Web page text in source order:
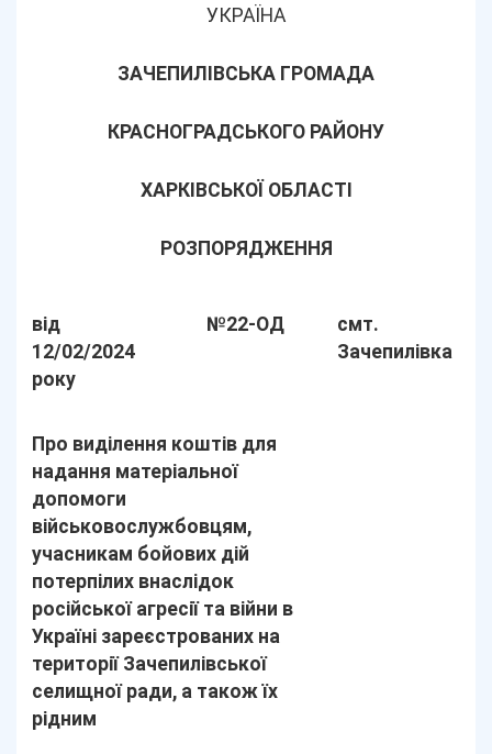
УКРАЇНА
ЗАЧЕПИЛІВСЬКА ГРОМАДА
КРАСНОГРАДСЬКОГО РАЙОНУ
ХАРКІВСЬКОЇ ОБЛАСТІ
РОЗПОРЯДЖЕННЯ
від
12/02/2024
року
№22-ОД
смт.
Зачепилівка
Про виділення коштів для
надання матеріальної
допомоги
військовослужбовцям,
учасникам бойових дій
потерпілих внаслідок
російської агресії та війни в
Україні зареєстрованих на
території Зачепилівської
селищної ради, а також їх
рідним